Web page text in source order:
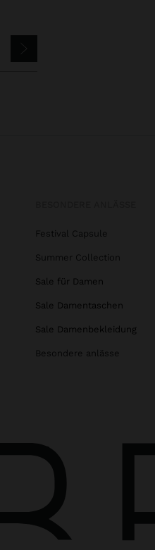
Festival Capsule
Summer Collection
Sale für Damen
Sale Damentaschen
Sale Damenbekleidung
Besondere anlässe